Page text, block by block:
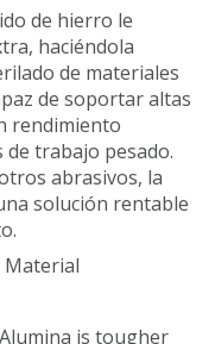
de hierro le
haciéndola
de materiales
de soportar altas
rendimiento
trabajo pesado.
abrasivos, la
solución rentable
Material
is tougher